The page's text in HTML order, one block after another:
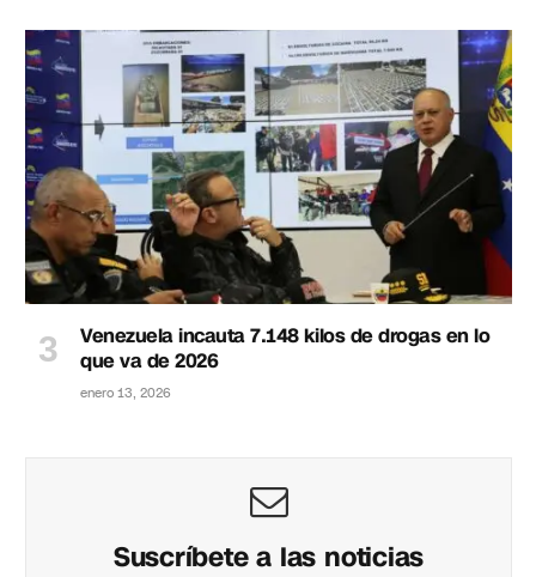
Venezuela incauta 7.148 kilos de drogas en lo
que va de 2026
enero 13, 2026
Suscríbete a las noticias